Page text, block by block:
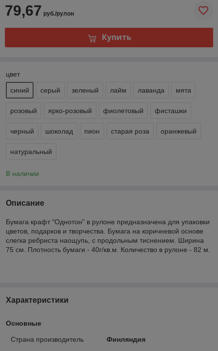
79,67 руб./рулон
Купить
цвет
синий серый зеленый лайм лаванда мята
розовый ярко-розовый фиолетовый фисташки
черный шоколад пион старая роза оранжевый
натуральный
В наличии
Описание
Бумага крафт "Однотон" в рулоне предназначена для упаковки
цветов, подарков и творчества. Бумага на коричневой основе
слегка ребриста наощупь, с продольным тиснением. Ширина
75 см. Плотность бумаги - 40г/кв.м. Количество в рулоне - 82 м.
Характеристики
Основные
Страна производитель
Финляндия